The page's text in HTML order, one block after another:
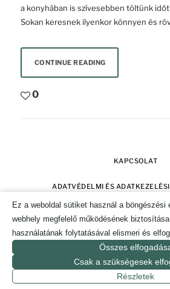
a konyhában is szívesebben töltünk
Sokan keresnek ilyenkor könnyen és
CONTINUE READING
0
KAPCSOLAT
ADATVÉDELMI ÉS
SÜTI TÁJÉKOZTATÓ ÉS
© 2019-2026. CSAK
Ez a weboldal sütiket használ a
webhely megfelelő működésének
használatának folytatásával elismeri és
Összes
Csak a szükségesek
Részletek